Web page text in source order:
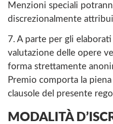
Menzioni speciali
discrezionalmente
7. A parte per gli elaborati
valutazione delle opere
forma strettamente
Premio comporta la
clausole del presente
MODALITÀ